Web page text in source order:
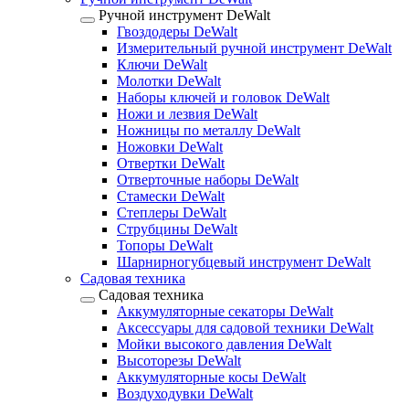
Ручной инструмент DeWalt
Гвоздодеры DeWalt
Измерительный ручной инструмент DeWalt
Ключи DeWalt
Молотки DeWalt
Наборы ключей и головок DeWalt
Ножи и лезвия DeWalt
Ножницы по металлу DeWalt
Ножовки DeWalt
Отвертки DeWalt
Отверточные наборы DeWalt
Стамески DeWalt
Степлеры DeWalt
Струбцины DeWalt
Топоры DeWalt
Шарнирногубцевый инструмент DeWalt
Садовая техника
Садовая техника
Аккумуляторные секаторы DeWalt
Аксессуары для садовой техники DeWalt
Мойки высокого давления DeWalt
Высоторезы DeWalt
Аккумуляторные косы DeWalt
Воздуходувки DeWalt